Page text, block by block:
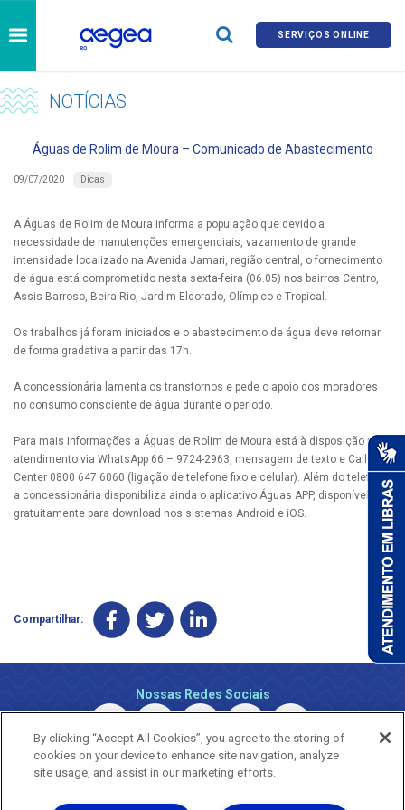
SERVIÇOS ONLINE
NOTÍCIAS
Águas de Rolim de Moura – Comunicado de Abastecimento
09/07/2020 Dicas
A Águas de Rolim de Moura informa a população que devido a
necessidade de manutenções emergenciais, vazamento de grande
intensidade localizado na Avenida Jamari, região central, o fornecimento
de água está comprometido nesta sexta-feira (06.05) nos bairros Centro,
Assis Barroso, Beira Rio, Jardim Eldorado, Olímpico e Tropical.
Os trabalhos já foram iniciados e o abastecimento de água deve retornar
de forma gradativa a partir das 17h.
A concessionária lamenta os transtornos e pede o apoio dos moradores
no consumo consciente de água durante o período.
Para mais informações a Águas de Rolim de Moura está à disposição pelo
atendimento via WhatsApp 66 – 9724-2963, mensagem de texto e Call
Center 0800 647 6060 (ligação de telefone fixo e celular). Além do telefone,
a concessionária disponibiliza ainda o aplicativo Águas APP, disponível
gratuitamente para download nos sistemas Android e iOS.
Compartilhar:
Nossas Redes Sociais
By clicking “Accept All Cookies”, you agree to the storing of
cookies on your device to enhance site navigation, analyze
site usage, and assist in our marketing efforts.